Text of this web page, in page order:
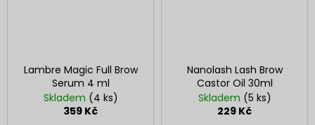
Lambre Magic Full Brow
Serum 4 ml
Skladem (4 ks)
359 Kč
Nanolash Lash Brow
Castor Oil 30ml
Skladem (5 ks)
229 Kč